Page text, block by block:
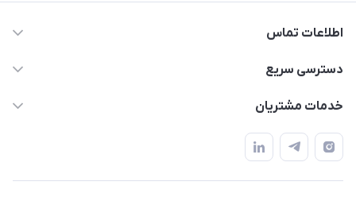
اطلاعات تماس
واتساپ و تماس 09910568493
دسترسی سریع
حساب کاربری
درباره ما
تماس با ما
خدمات مشتریان
قوانین و مقررات
حریم خصوصی